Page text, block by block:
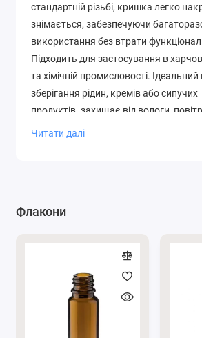
стандартній різьбі, кришка легко
знімається, забезпечуючи
використання без втрати
Підходить для застосування в
та хімічній промисловості. Ідеальний
зберігання рідин, кремів або сипучих
продуктів. захищає від вологи,
інших небажаних факторів
Читати далі
Флакони